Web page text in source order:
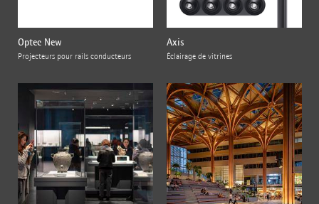
Optec New
Projecteurs pour rails conducteurs
Axis
Éclairage de vitrines